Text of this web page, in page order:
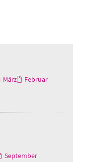
März
Februar
September